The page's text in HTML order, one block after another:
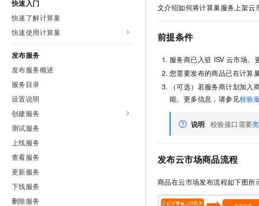
快速入门
快速了解计算巢
快速使用计算巢
发布服务
发布服务概述
服务目录
设置说明
创建服务
测试服务
上线服务
查看服务
更新服务
下线服务
删除服务
文介绍如何将计算巢服务上架云
前提条件
服务商已入驻 ISV 云市场。
您需要发布的商品已在计算
（可选）若服务商计划加
能。更多信息，请参见校验
说明 校验接口需要
发布云市场商品流程
商品在云市场发布流程如下图所
智能体时代全能旗舰模型
能看、能想、能动手的多模态智能体模型
Qwen3-VL-Plus
视觉 Coding、空间感知、多模态思考等全面升级
大模型服务
千问AI平台-Token Plan NEW
千问AI平台-模型体验
在线体验全尺寸、多种模态的模型效果
Happy 系列大模型
新一代 AI 视频生成模型，深度适配广告营销等场景
容器
存储
网络与CDN
安全
数据库
大数据计算
媒体服务
企业服务与云通信
域名与网站
云解析DNS
云原生大数据计算服务 MaxCompute
大数据
现代化应用
安全
网络
可观测
上云与迁云
企业出海
政企业务
快速拥有专属 OpenClaw
解决方案免费试用 新老同享
AI 产品 免费试用
140+云产品 免费试用
产品新客免费试用，最长12个月
大模型ACA认证体验
Tuya 物联网平台阿里云版
电子合同
畅捷通
Tableau 订阅
AI空中课堂在线直播课堂（旗舰版）
生态解决方案
开发者生态解决方案
AI 开发和 AI 应用解决方案
Consulting Partner 合作计划
研究报告与白皮书
天池大赛
AI 算法大赛
云开发大赛
入门学习赛